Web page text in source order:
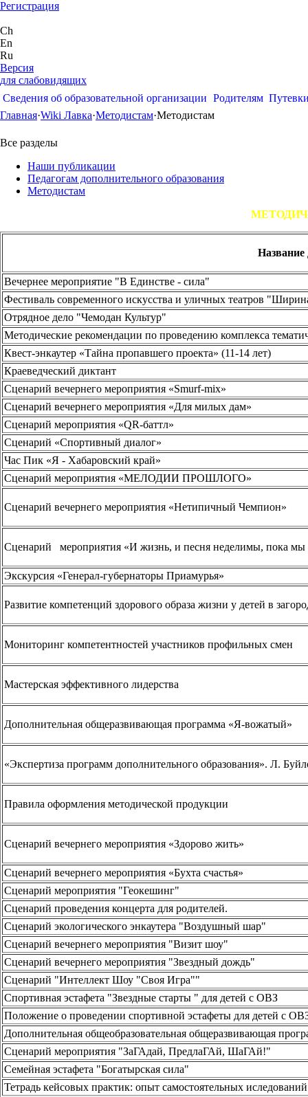
Регистрация
Ch
En
Ru
Версия
для слабовидящих
Сведения об образовательной организации Родителям
Главная·Wiki Лавка·Методистам·Методистам
Все разделы
Наши публикации
Педагогам дополнительного образования
Методистам
Название
Вечернее мероприятие "В Единстве - сила"
Фестиваль современного искусства и уличных театров
Отрядное дело "Чемодан Культур"
Методические рекомендации по проведению комплекса
Квест-энкаутер «Тайна пропавшего проекта» (11-14 лет)
Краеведческий диктант
Сценарий вечернего мероприятия «Smurf-mix»
Сценарий вечернего мероприятия «Для милых дам»
Сценарий мероприятия «QR-баттл»
Сценарий «Спортивный диалог»
Час Пик «Я - Хабаровский край»
Сценарий мероприятия «МЕЛОДИИ ПРОШЛОГО»
Сценарий вечернего мероприятия «Нетипичный Чемпион»
Сценарий мероприятия «И жизнь, и песня неделимы, пока
Экскурсия «Генерал-губернаторы Приамурья»
Развитие компетенций здорового образа жизни у детей в
Мониторинг компетентностей участников профильных смен
Мастерская эффективного лидерства
Дополнительная общеразвивающая программа «Я-вожатый»
«Экспертиза программ дополнительного образования». Л.
Правила оформления методической продукции
Сценарий вечернего мероприятия «Здорово жить»
Сценарий вечернего мероприятия «Бухта счастья»
Сценарий мероприятия "Геокешинг"
Сценарий проведения концерта для родителей.
Сценарий экологического энкаутера "Воздушный шар"
Сценарий вечернего мероприятия "Визит шоу"
Сценарий вечернего мероприятия "Звездный дождь"
Сценарий "Интеллект Шоу "Своя Игра""
Спортивная эстафета "Звездные старты " для детей с ОВЗ
Положение о проведении спортивной эстафеты для детей с
Дополнительная общеобразовательная общеразвивающая
Сценарий мероприятия "ЗаГАдай, ПредлаГАй, ШаГАй!"
Семейная эстафета "Богатырская сила"
Тетрадь кейсовых практик: опыт самостоятельных